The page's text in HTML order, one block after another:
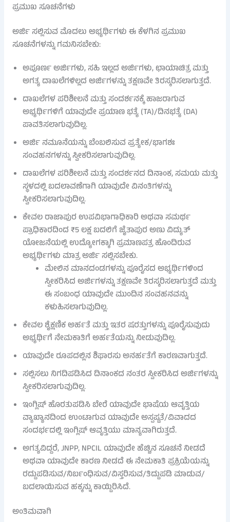
ಪ್ರಮುಖ ಸೂಚನೆಗಳು
ಅರ್ಜಿ ಸಲ್ಲಿಸುವ ಮೊದಲು ಅಭ್ಯರ್ಥಿಗಳು ಈ ಕೆಳಗಿನ ಪ್ರಮುಖ
ಸೂಚನೆಗಳನ್ನು ಗಮನಿಸಬೇಕು:
ಅಪೂರ್ಣ ಅರ್ಜಿಗಳು, ಸಹಿ ಇಲ್ಲದ ಅರ್ಜಿಗಳು, ಛಾಯಾಚಿತ್ರ ಮತ್ತು
ಅಗತ್ಯ ದಾಖಲೆಗಳಿಲ್ಲದ ಅರ್ಜಿಗಳನ್ನು ತಕ್ಷಣವೇ ತಿರಸ್ಕರಿಸಲಾಗುತ್ತದೆ.
ದಾಖಲೆಗಳ ಪರಿಶೀಲನೆ ಮತ್ತು ಸಂದರ್ಶನಕ್ಕೆ ಹಾಜರಾಗುವ
ಅಭ್ಯರ್ಥಿಗಳಿಗೆ ಯಾವುದೇ ಪ್ರಯಾಣ ಭತ್ಯೆ (TA)/ದಿನಭತ್ಯೆ (DA)
ಪಾವತಿಸಲಾಗುವುದಿಲ್ಲ.
ಅರ್ಜಿ ನಮೂನೆಯನ್ನು ಬೆಂಬಲಿಸುವ ಪ್ರತ್ಯೇಕ/ಭಾಗಶಃ
ಸಂವಹನಗಳನ್ನು ಸ್ವೀಕರಿಸಲಾಗುವುದಿಲ್ಲ.
ದಾಖಲೆಗಳ ಪರಿಶೀಲನೆ ಮತ್ತು ಸಂದರ್ಶನದ ದಿನಾಂಕ, ಸಮಯ ಮತ್ತು
ಸ್ಥಳದಲ್ಲಿ ಬದಲಾವಣೆಗಾಗಿ ಯಾವುದೇ ವಿನಂತಿಗಳನ್ನು
ಸ್ವೀಕರಿಸಲಾಗುವುದಿಲ್ಲ.
ಕೇವಲ ರಾಜಾಪುರ ಉಪವಿಭಾಗಾಧಿಕಾರಿ ಅಥವಾ ಸಮರ್ಥ
ಪ್ರಾಧಿಕಾರದಿಂದ ₹5 ಲಕ್ಷ ಬದಲಿಗೆ ಜೈತಾಪುರ ಅಣು ವಿದ್ಯುತ್
ಯೋಜನೆಯಲ್ಲಿ ಉದ್ಯೋಗಕ್ಕಾಗಿ ಪ್ರಮಾಣಪತ್ರ ಹೊಂದಿರುವ
ಅಭ್ಯರ್ಥಿಗಳು ಮಾತ್ರ ಅರ್ಜಿ ಸಲ್ಲಿಸಬೇಕು.
ಮೇಲಿನ ಮಾನದಂಡಗಳನ್ನು ಪೂರೈಸದ ಅಭ್ಯರ್ಥಿಗಳಿಂದ
ಸ್ವೀಕರಿಸಿದ ಅರ್ಜಿಗಳನ್ನು ತಕ್ಷಣವೇ ತಿರಸ್ಕರಿಸಲಾಗುತ್ತದೆ ಮತ್ತು
ಈ ಸಂಬಂಧ ಯಾವುದೇ ಮುಂದಿನ ಸಂವಹನವನ್ನು
ಕಳುಹಿಸಲಾಗುವುದಿಲ್ಲ.
ಕೇವಲ ಶೈಕ್ಷಣಿಕ ಅರ್ಹತೆ ಮತ್ತು ಇತರ ಷರತ್ತುಗಳನ್ನು ಪೂರೈಸುವುದು
ಅಭ್ಯರ್ಥಿಗೆ ನೇಮಕಾತಿಗೆ ಅರ್ಹತೆಯನ್ನು ನೀಡುವುದಿಲ್ಲ.
ಯಾವುದೇ ರೂಪದಲ್ಲಿನ ಶಿಫಾರಸು ಅನರ್ಹತೆಗೆ ಕಾರಣವಾಗುತ್ತದೆ.
ಸಲ್ಲಿಸಲು ನಿಗದಿಪಡಿಸಿದ ದಿನಾಂಕದ ನಂತರ ಸ್ವೀಕರಿಸಿದ ಅರ್ಜಿಗಳನ್ನು
ಸ್ವೀಕರಿಸಲಾಗುವುದಿಲ್ಲ.
ಇಂಗ್ಲಿಷ್ ಹೊರತುಪಡಿಸಿ ಬೇರೆ ಯಾವುದೇ ಭಾಷೆಯ ಆವೃತ್ತಿಯ
ವ್ಯಾಖ್ಯಾನದಿಂದ ಉಂಟಾಗುವ ಯಾವುದೇ ಅಸ್ಪಷ್ಟತೆ/ವಿವಾದದ
ಸಂದರ್ಭದಲ್ಲಿ ಇಂಗ್ಲಿಷ್ ಆವೃತ್ತಿಯು ಮಾನ್ಯವಾಗಿರುತ್ತದೆ.
ಅಗತ್ಯವಿದ್ದರೆ, JNPP, NPCIL ಯಾವುದೇ ಹೆಚ್ಚಿನ ಸೂಚನೆ ನೀಡದೆ
ಅಥವಾ ಯಾವುದೇ ಕಾರಣ ನೀಡದೆ ಈ ನೇಮಕಾತಿ ಪ್ರಕ್ರಿಯೆಯನ್ನು
ರದ್ದುಪಡಿಸುವ/ನಿರ್ಬಂಧಿಸುವ/ವಿಸ್ತರಿಸುವ/ತಿದ್ದುಪಡಿ ಮಾಡುವ/
ಬದಲಾಯಿಸುವ ಹಕ್ಕನ್ನು ಕಾಯ್ದಿರಿಸಿದೆ.
ಅಂತಿಮವಾಗಿ